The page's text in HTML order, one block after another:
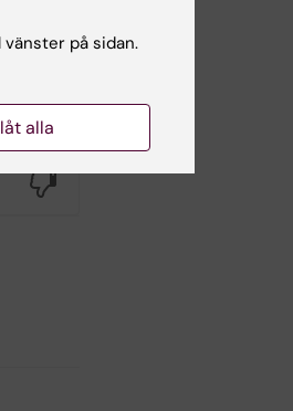
Yes
på sidan.
alla